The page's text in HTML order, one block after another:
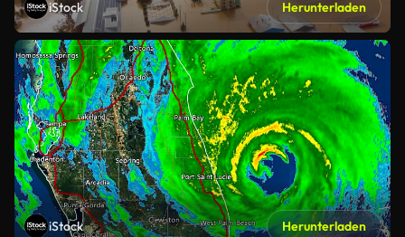
iStock Herunterladen
iStock Herunterladen